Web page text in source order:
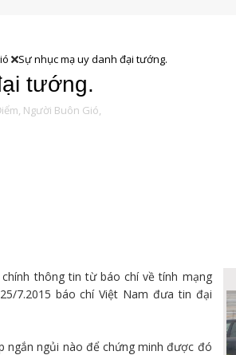
Sự nhục mạ uy danh đại tướng.
tướng.
Người Buôn Gió,
thông tin từ báo chí về tính mạng
7.2015 báo chí Việt Nam đưa tin đại
ngắn ngủi nào để chứng minh được đó